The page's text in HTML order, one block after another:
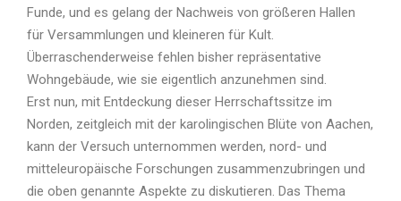
Funde, und es gelang der Nachweis von größeren Hallen
für Versammlungen und kleineren für Kult.
Überraschenderweise fehlen bisher repräsentative
Wohngebäude, wie sie eigentlich anzunehmen sind.
Erst nun, mit Entdeckung dieser Herrschaftssitze im
Norden, zeitgleich mit der karolingischen Blüte von Aachen,
kann der Versuch unternommen werden, nord- und
mitteleuropäische Forschungen zusammenzubringen und
die oben genannte Aspekte zu diskutieren. Das Thema